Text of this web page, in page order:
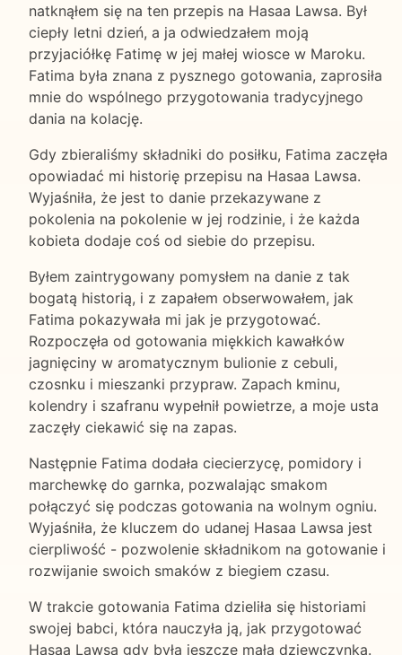
natknąłem się na ten przepis na Hasaa Lawsa. Był
ciepły letni dzień, a ja odwiedzałem moją
przyjaciółkę Fatimę w jej małej wiosce w Maroku.
Fatima była znana z pysznego gotowania, zaprosiła
mnie do wspólnego przygotowania tradycyjnego
dania na kolację.
Gdy zbieraliśmy składniki do posiłku, Fatima zaczęła
opowiadać mi historię przepisu na Hasaa Lawsa.
Wyjaśniła, że jest to danie przekazywane z
pokolenia na pokolenie w jej rodzinie, i że każda
kobieta dodaje coś od siebie do przepisu.
Byłem zaintrygowany pomysłem na danie z tak
bogatą historią, i z zapałem obserwowałem, jak
Fatima pokazywała mi jak je przygotować.
Rozpoczęła od gotowania miękkich kawałków
jagnięciny w aromatycznym bulionie z cebuli,
czosnku i mieszanki przypraw. Zapach kminu,
kolendry i szafranu wypełnił powietrze, a moje usta
zaczęły ciekawić się na zapas.
Następnie Fatima dodała ciecierzycę, pomidory i
marchewkę do garnka, pozwalając smakom
połączyć się podczas gotowania na wolnym ogniu.
Wyjaśniła, że kluczem do udanej Hasaa Lawsa jest
cierpliwość - pozwolenie składnikom na gotowanie i
rozwijanie swoich smaków z biegiem czasu.
W trakcie gotowania Fatima dzieliła się historiami
swojej babci, która nauczyła ją, jak przygotować
Hasaa Lawsa gdy była jeszcze małą dziewczynką.